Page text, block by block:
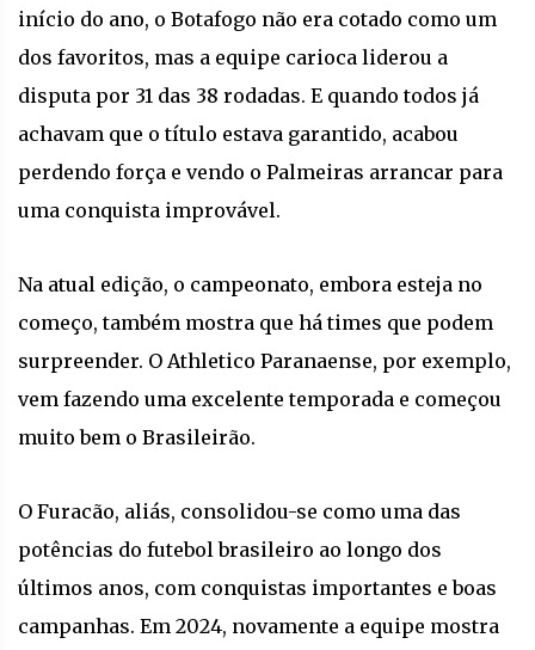
início do ano, o Botafogo não era cotado como um
dos favoritos, mas a equipe carioca liderou a
disputa por 31 das 38 rodadas. E quando todos já
achavam que o título estava garantido, acabou
perdendo força e vendo o Palmeiras arrancar para
uma conquista improvável.
Na atual edição, o campeonato, embora esteja no
começo, também mostra que há times que podem
surpreender. O Athletico Paranaense, por exemplo,
vem fazendo uma excelente temporada e começou
muito bem o Brasileirão.
O Furacão, aliás, consolidou-se como uma das
potências do futebol brasileiro ao longo dos
últimos anos, com conquistas importantes e boas
campanhas. Em 2024, novamente a equipe mostra